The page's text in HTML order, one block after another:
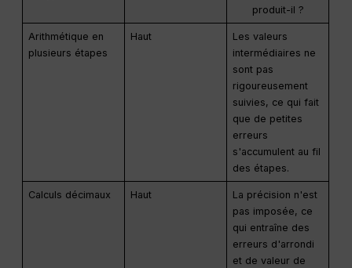
produit-il ?
Arithmétique en
plusieurs étapes
Haut
Les valeurs
intermédiaires ne
sont pas
rigoureusement
suivies, ce qui fait
que de petites
erreurs
s'accumulent au fil
des étapes.
Calculs décimaux Haut
La précision n'est
pas imposée, ce
qui entraîne des
erreurs d'arrondi
et de valeur de